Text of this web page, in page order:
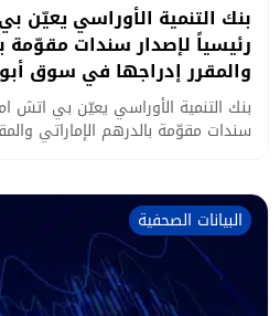
بنك التنمية الأوراسي يعيّن
رئيسياً لإصدار سندات مقوّمة
والمقرر إدراجها في سوق
بنك التنمية الأوراسي يعيّن بي اتش ام
سندات مقوّمة بالدرهم الإماراتي
البيانات الصحفية